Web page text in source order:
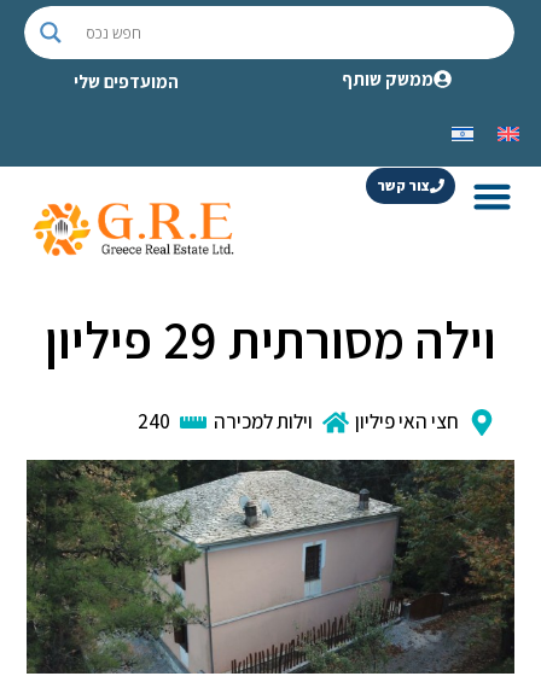
ממשק שותף המועדפים שלי
צור קשר
וילה מסורתית 29 פיליון
חצי האי פיליון וילות למכירה 240